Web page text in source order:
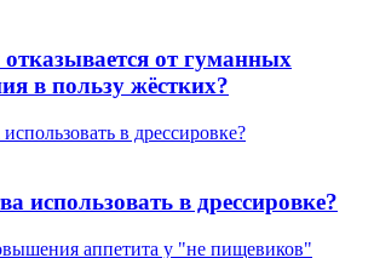
от гуманных
в пользу жёстких?
использовать в дрессировке?